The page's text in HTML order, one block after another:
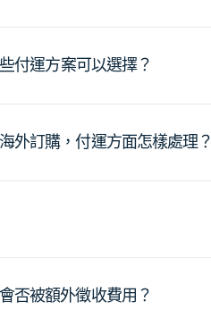
付運方案可以選擇？
外訂購，付運方面怎樣處理？
否被額外徵收費用？